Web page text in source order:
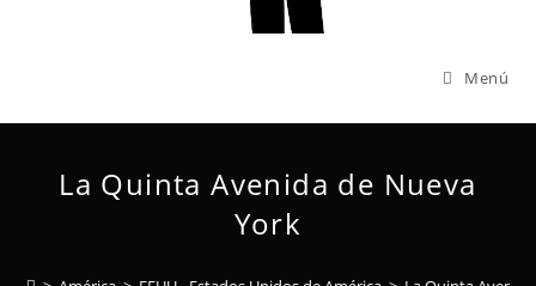
Menú
La Quinta Avenida de Nueva
York